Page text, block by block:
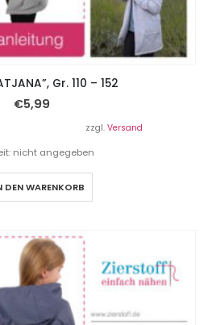
Gr. 110 – 152
€5,99
zzgl. Versand
nicht angegeben
DEN WARENKORB